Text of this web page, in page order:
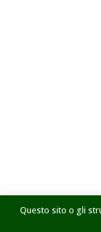
Questo sito o gli